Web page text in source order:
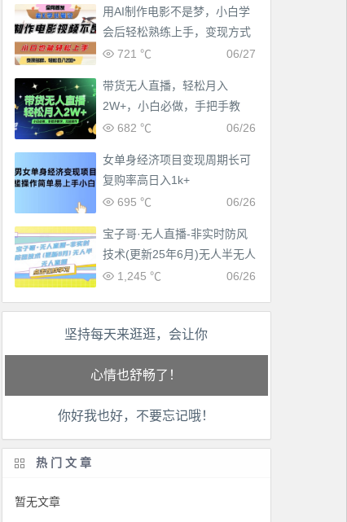
用AI制作电影不是梦，小白学
会后轻松熟练上手，变现方式
多样，日入2张+
06/27
721 ℃
带货无人直播，轻松月入
2W+，小白必做，手把手教
学，无脑操作(附学习资料)06/26
682 ℃
女单身经济项目变现周期长可
复购率高日入1k+
06/26
695 ℃
宝子哥·无人直播-非实时防风
技术(更新25年6月)无人半无人
直播
06/26
1,245 ℃
坚持每天来逛逛，会让你
工作也轻松了！
生活也美好了！
心情也舒畅了！
你好我也好，不要忘记哦！
热门文章
暂无文章